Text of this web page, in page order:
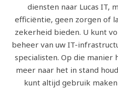
diensten naar Lucas IT,
efficiëntie, geen zorgen of
zekerheid bieden. U kunt
beheer van uw IT-
specialisten. Op die
meer naar het in stand
kunt altijd gebruik